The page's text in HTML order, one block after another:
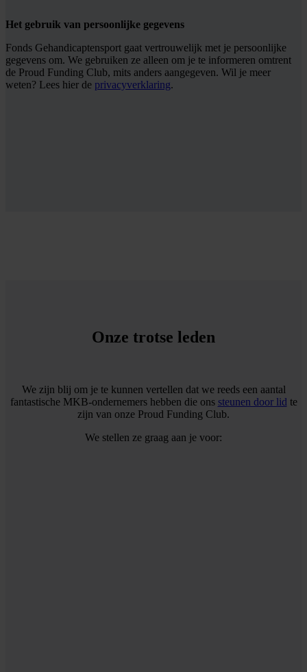
Het gebruik van persoonlijke gegevens
Fonds Gehandicaptensport gaat vertrouwelijk met je persoonlijke
gegevens om. We gebruiken ze alleen om je te informeren omtrent
de Proud Funding Club, mits anders aangegeven. Wil je meer
weten? Lees hier de privacyverklaring.
Onze trotse leden
We zijn blij om je te kunnen vertellen dat we reeds een aantal
fantastische MKB-ondernemers hebben die ons steunen door lid te
zijn van onze Proud Funding Club.
We stellen ze graag aan je voor: